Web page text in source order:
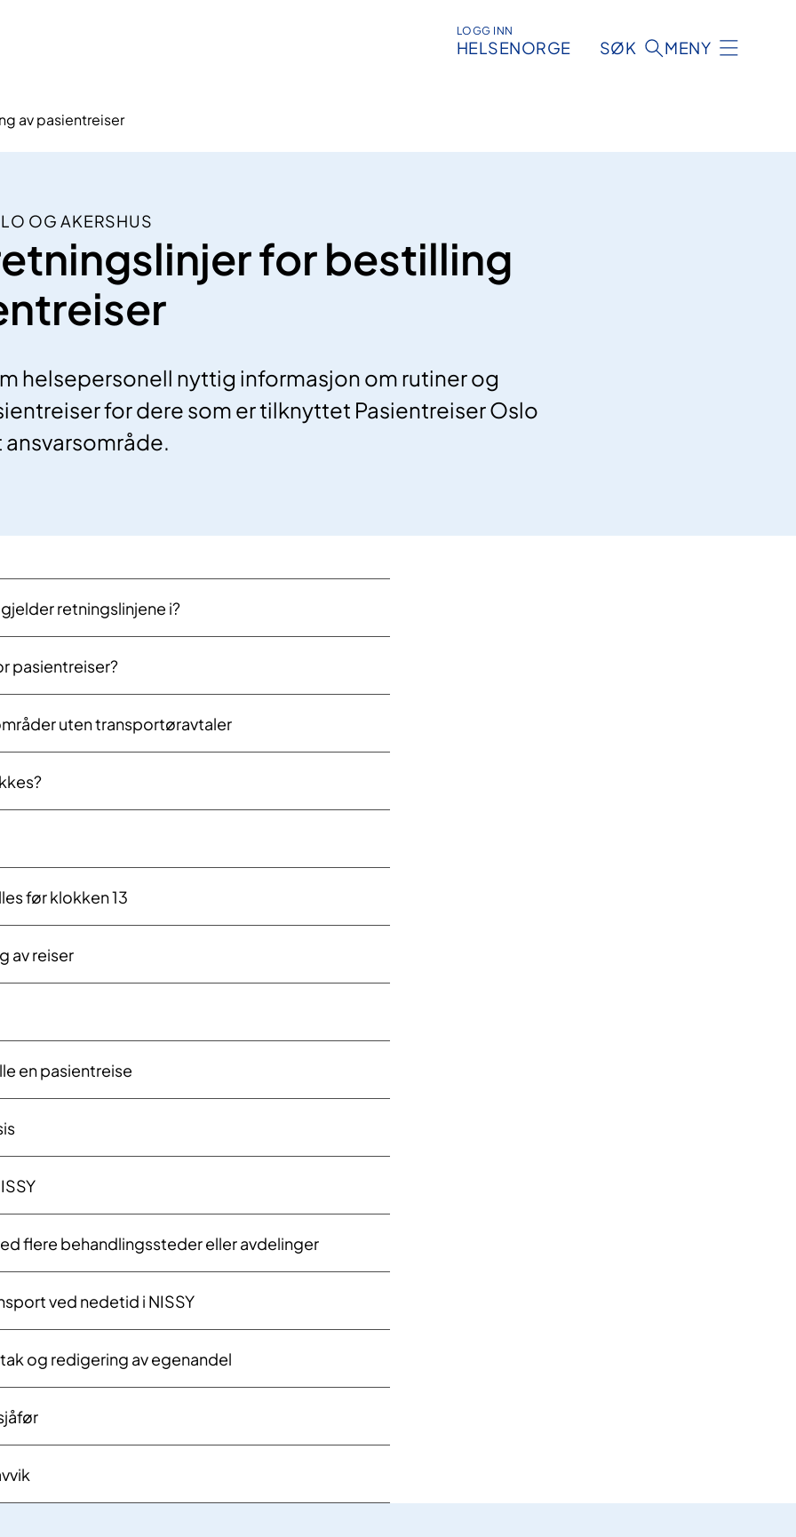
LOGG INN
HELSENORGE SØK MENY
av pasientreiser
OG AKERSHUS
for bestilling
helsepersonell nyttig informasjon om rutiner og
for dere som er tilknyttet Pasientreiser Oslo
retningslinjene i?
pasientreiser?
uten transportøravtaler
før klokken 13
av reiser
en pasientreise
flere behandlingssteder eller avdelinger
ved nedetid i NISSY
og redigering av egenandel